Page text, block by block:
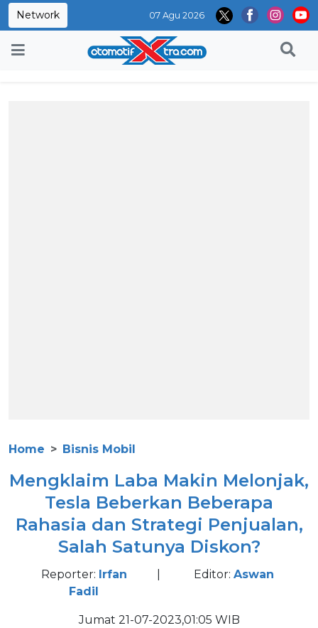
Network 07 Agu 2026
Home Bisnis Mobil
Mengklaim Laba Makin Melonjak,
Tesla Beberkan Beberapa
Rahasia dan Strategi Penjualan,
Salah Satunya Diskon?
Reporter: Irfan
Fadil
Editor:Aswan
Jumat 21-07-2023,01:05 WIB